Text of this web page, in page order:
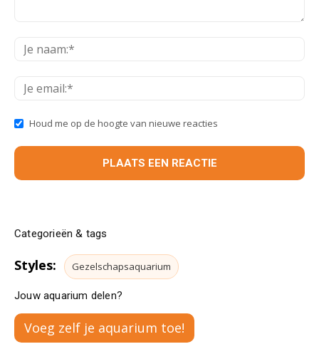
Houd me op de hoogte van nieuwe reacties
Categorieën & tags
Styles: Gezelschapsaquarium
Jouw aquarium delen?
Voeg zelf je aquarium toe!